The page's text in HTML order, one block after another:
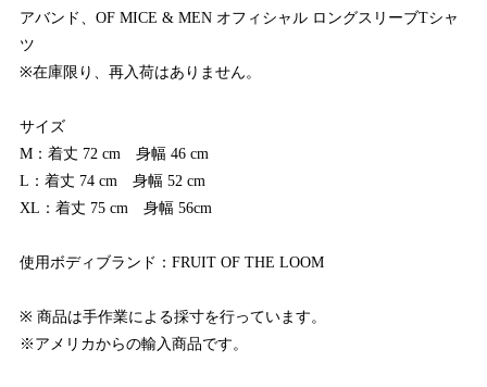
アバンド、OF MICE & MEN オフィシャル ロングスリーブTシャ
ツ
※在庫限り、再入荷はありません。
サイズ
M：着丈 72 cm 身幅 46 cm
L：着丈 74 cm 身幅 52 cm
XL：着丈 75 cm 身幅 56cm
使用ボディブランド：FRUIT OF THE LOOM
※ 商品は手作業による採寸を行っています。
※アメリカからの輸入商品です。